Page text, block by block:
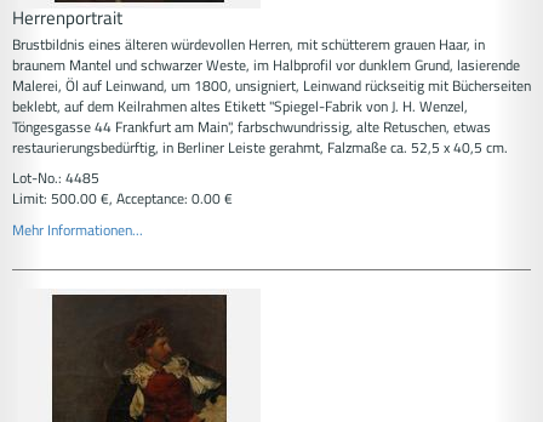
Herrenportrait
Brustbildnis eines älteren würdevollen Herren, mit schütterem grauen Haar, in
braunem Mantel und schwarzer Weste, im Halbprofil vor dunklem Grund, lasierende
Malerei, Öl auf Leinwand, um 1800, unsigniert, Leinwand rückseitig mit Bücherseiten
beklebt, auf dem Keilrahmen altes Etikett "Spiegel-Fabrik von J. H. Wenzel,
Töngesgasse 44 Frankfurt am Main", farbschwundrissig, alte Retuschen, etwas
restaurierungsbedürftig, in Berliner Leiste gerahmt, Falzmaße ca. 52,5 x 40,5 cm.
Lot-No.: 4485
Limit: 500.00 €, Acceptance: 0.00 €
Mehr Informationen...